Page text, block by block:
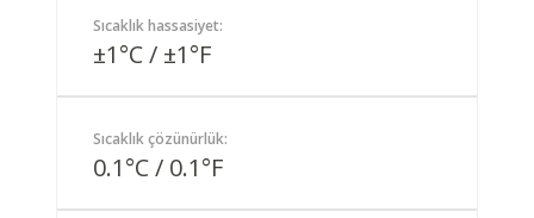
Sıcaklık hassasiyet:
±1°C / ±1°F
Sıcaklık çözünürlük:
0.1°C / 0.1°F